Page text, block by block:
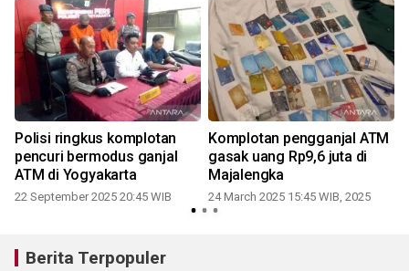
Polisi ringkus komplotan
pencuri bermodus ganjal
ATM di Yogyakarta
22 September 2025 20:45 WIB
Komplotan pengganjal ATM
gasak uang Rp9,6 juta di
Majalengka
24 March 2025 15:45 WIB, 2025
Berita Terpopuler